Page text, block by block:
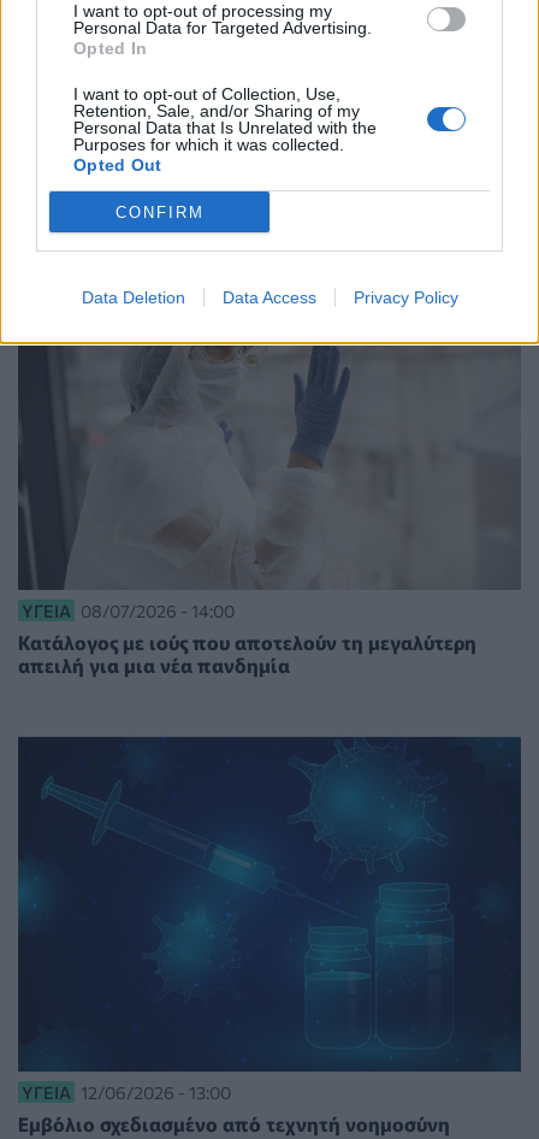
I want to opt-out of processing my
Personal Data for Targeted Advertising.
Opted In
I want to opt-out of Collection, Use,
Retention, Sale, and/or Sharing of my
Personal Data that Is Unrelated with the
Purposes for which it was collected.
Opted Out
CONFIRM
Data Deletion Data Access Privacy Policy
ΕΠΙΚΑΙΡΌΤΗΤΑ 06/08/2026 - 18:38
ΗΠΑ: Επιτροπή της Γερουσίας προτείνει άσκηση
διώξεων σε βάρος του Άντονι Φάουτσι
ΥΓΕΊΑ 08/07/2026 - 14:00
Κατάλογος με ιούς που αποτελούν τη μεγαλύτερη
απειλή για μια νέα πανδημία
ΥΓΕΊΑ 12/06/2026 - 13:00
Εμβόλιο σχεδιασμένο από τεχνητή νοημοσύνη